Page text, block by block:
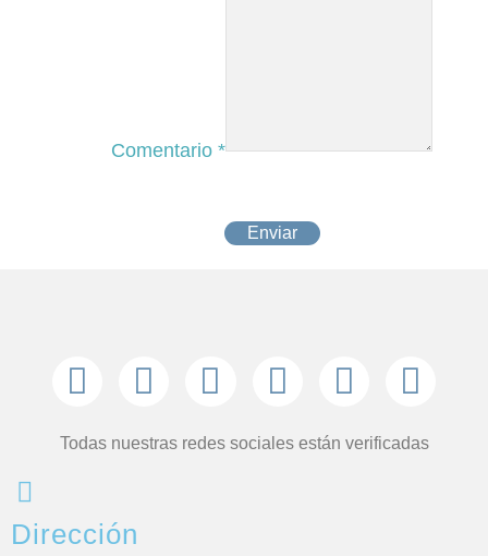
Comentario *
Enviar
Todas nuestras redes sociales están verificadas
Dirección